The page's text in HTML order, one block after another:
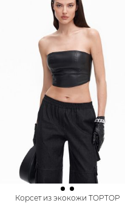
Корсет из экокожи TOPTOP